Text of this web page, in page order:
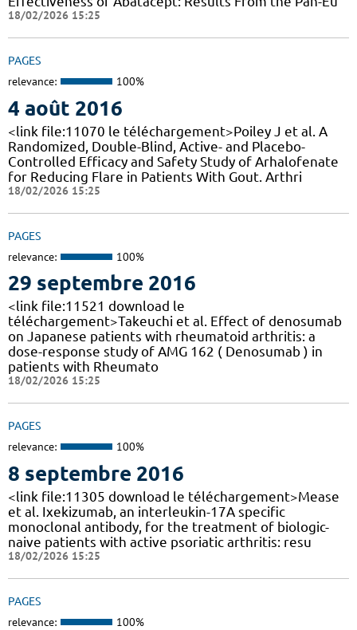
18/02/2026 15:25
PAGES
relevance: 100%
4 août 2016
<link file:11070 le téléchargement>Poiley J et al. A
Randomized, Double-Blind, Active- and Placebo-
Controlled Efficacy and Safety Study of Arhalofenate
for Reducing Flare in Patients With Gout. Arthri
18/02/2026 15:25
PAGES
relevance: 100%
29 septembre 2016
<link file:11521 download le
téléchargement>Takeuchi et al. Effect of denosumab
on Japanese patients with rheumatoid arthritis: a
dose-response study of AMG 162 ( Denosumab ) in
patients with Rheumato
18/02/2026 15:25
PAGES
relevance: 100%
8 septembre 2016
<link file:11305 download le téléchargement>Mease
et al. Ixekizumab, an interleukin-17A specific
monoclonal antibody, for the treatment of biologic-
naive patients with active psoriatic arthritis: resu
18/02/2026 15:25
PAGES
relevance: 100%